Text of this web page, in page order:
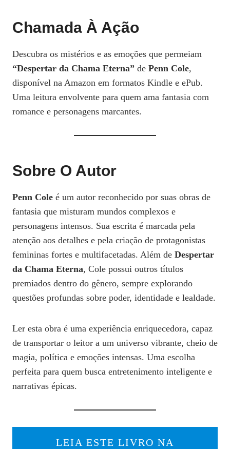
Chamada À Ação
Descubra os mistérios e as emoções que permeiam
“Despertar da Chama Eterna” de Penn Cole,
disponível na Amazon em formatos Kindle e ePub.
Uma leitura envolvente para quem ama fantasia com
romance e personagens marcantes.
Sobre O Autor
Penn Cole é um autor reconhecido por suas obras de
fantasia que misturam mundos complexos e
personagens intensos. Sua escrita é marcada pela
atenção aos detalhes e pela criação de protagonistas
femininas fortes e multifacetadas. Além de Despertar
da Chama Eterna, Cole possui outros títulos
premiados dentro do gênero, sempre explorando
questões profundas sobre poder, identidade e lealdade.
Ler esta obra é uma experiência enriquecedora, capaz
de transportar o leitor a um universo vibrante, cheio de
magia, política e emoções intensas. Uma escolha
perfeita para quem busca entretenimento inteligente e
narrativas épicas.
LEIA ESTE LIVRO NA